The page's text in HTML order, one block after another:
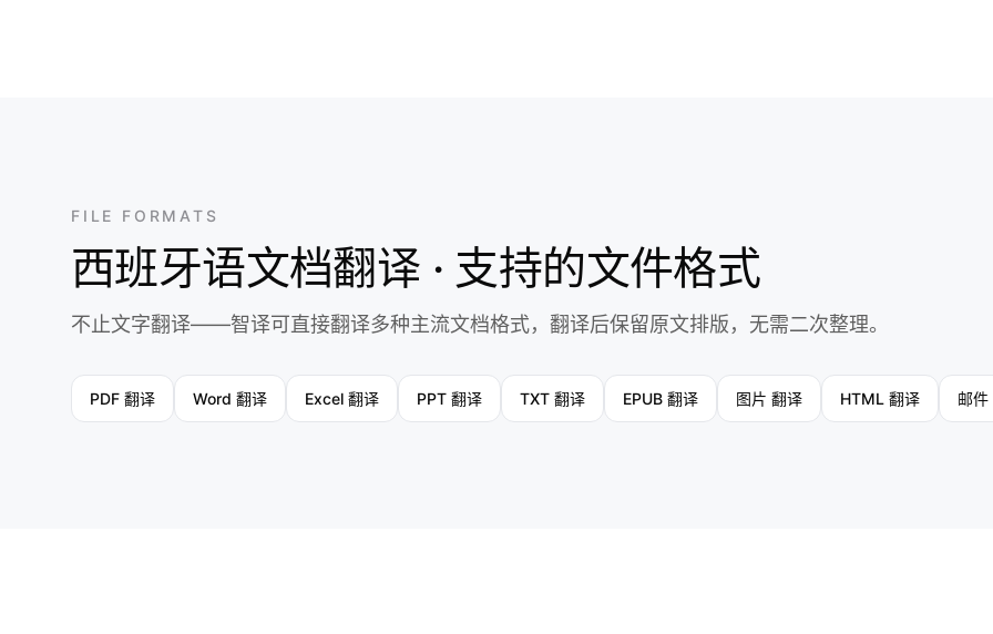
FILE FORMATS
西班牙语文档翻译 · 支持的文件格式
不止文字翻译——智译可直接翻译多种主流文档格式，翻译后保留原文排版，无需二次整理。
PDF 翻译 Word 翻译 Excel 翻译 PPT 翻译 TXT 翻译 EPUB 翻译 图片 翻译 HTML 翻译 邮件